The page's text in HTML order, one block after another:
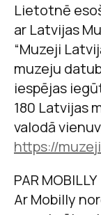
Lietotnē
ar Latvijas
“Muzeji
muzeju
iespējas
180 Latvijas
valodā
https://
PAR MOBILLY
Ar Mobilly